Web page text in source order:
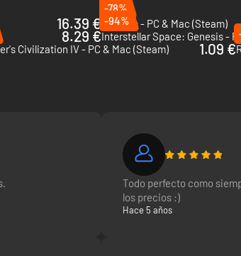
16.39 €
-78%
Stellaris - PC & Mac (Steam)
8.29 €
-94%
Interstellar Space: Genesis -
Civilization IV - PC & Mac (Steam)
1.09 €
Todo perfecto como
los precios :)
Hace 5 años